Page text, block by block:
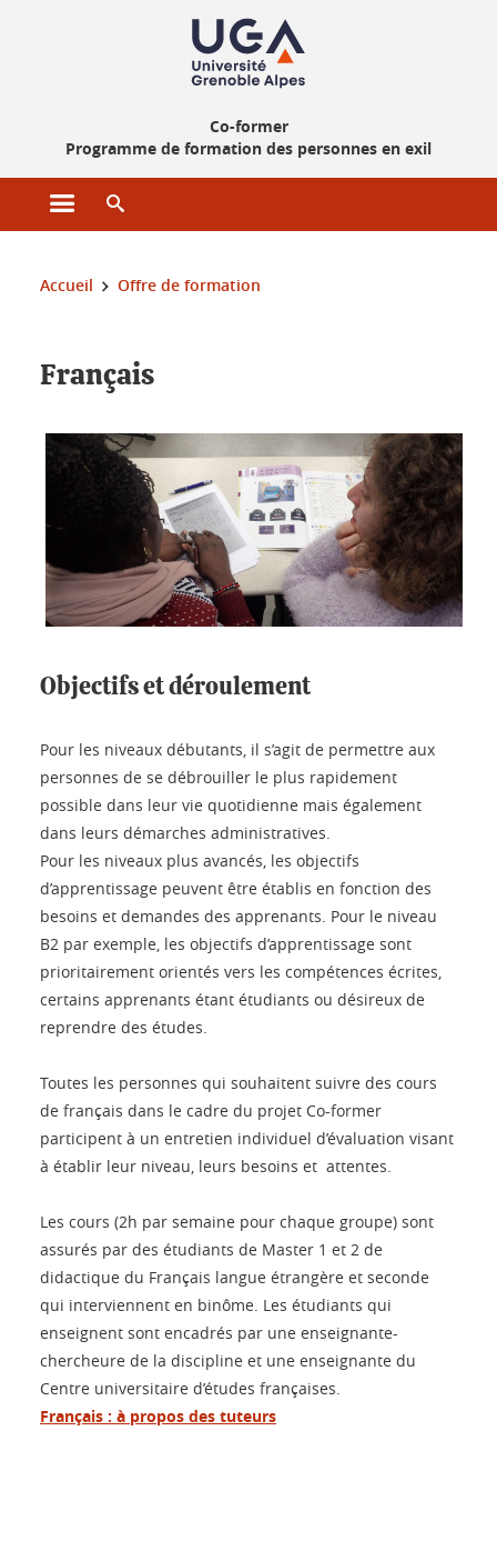
Co-former
Programme de formation des personnes en exil
Ouvrir le menu principal
Vous êtes ici :
Accueil Offre de formation
Français
Objectifs et déroulement
Pour les niveaux débutants, il s’agit de permettre aux
personnes de se débrouiller le plus rapidement
possible dans leur vie quotidienne mais également
dans leurs démarches administratives.
Pour les niveaux plus avancés, les objectifs
d’apprentissage peuvent être établis en fonction des
besoins et demandes des apprenants. Pour le niveau
B2 par exemple, les objectifs d’apprentissage sont
prioritairement orientés vers les compétences écrites,
certains apprenants étant étudiants ou désireux de
reprendre des études.
Toutes les personnes qui souhaitent suivre des cours
de français dans le cadre du projet Co-former
participent à un entretien individuel d’évaluation visant
à établir leur niveau, leurs besoins et attentes.
Les cours (2h par semaine pour chaque groupe) sont
assurés par des étudiants de Master 1 et 2 de
didactique du Français langue étrangère et seconde
qui interviennent en binôme. Les étudiants qui
enseignent sont encadrés par une enseignante-
chercheure de la discipline et une enseignante du
Centre universitaire d’études françaises.
Français : à propos des tuteurs